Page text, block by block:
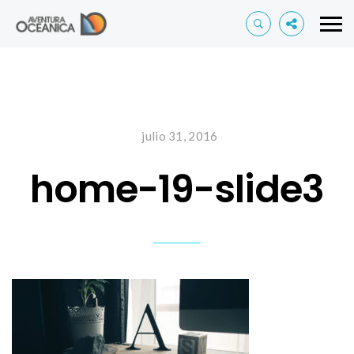
julio 31, 2016
home-19-slide3